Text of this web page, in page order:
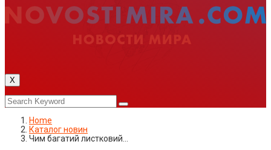
X
Home
Каталог новин
Чим багатий листковий…